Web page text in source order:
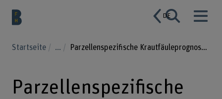
DE
Startseite ... Parzellenspezifische Krautfäuleprognose 2019-2020
Parzellenspezifische